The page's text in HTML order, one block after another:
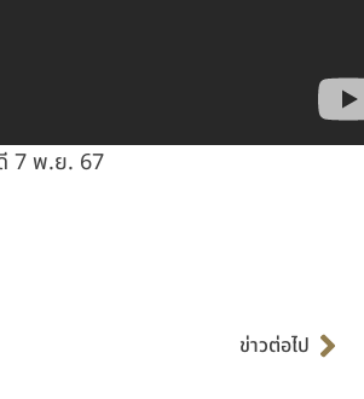
7 พ.ย. 67
ข่าวต่อไป